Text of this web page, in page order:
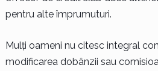
pentru alte împrumuturi.
Mulți oameni nu citesc integral
modificarea dobânzii sau